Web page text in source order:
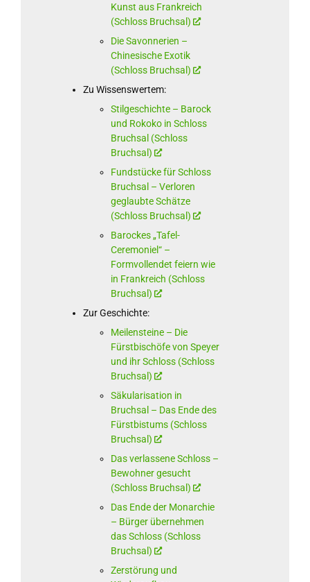
Kunst aus Frankreich
(Schloss Bruchsal)
Die Savonnerien –
Chinesische Exotik
(Schloss Bruchsal)
Zu Wissenswertem:
Stilgeschichte – Barock
und Rokoko in Schloss
Bruchsal (Schloss
Bruchsal)
Fundstücke für Schloss
Bruchsal – Verloren
geglaubte Schätze
(Schloss Bruchsal)
Barockes „Tafel-
Ceremoniel“ –
Formvollendet feiern wie
in Frankreich (Schloss
Bruchsal)
Zur Geschichte:
Meilensteine – Die
Fürstbischöfe von Speyer
und ihr Schloss (Schloss
Bruchsal)
Säkularisation in
Bruchsal – Das Ende des
Fürstbistums (Schloss
Bruchsal)
Das verlassene Schloss –
Bewohner gesucht
(Schloss Bruchsal)
Das Ende der Monarchie
– Bürger übernehmen
das Schloss (Schloss
Bruchsal)
Zerstörung und